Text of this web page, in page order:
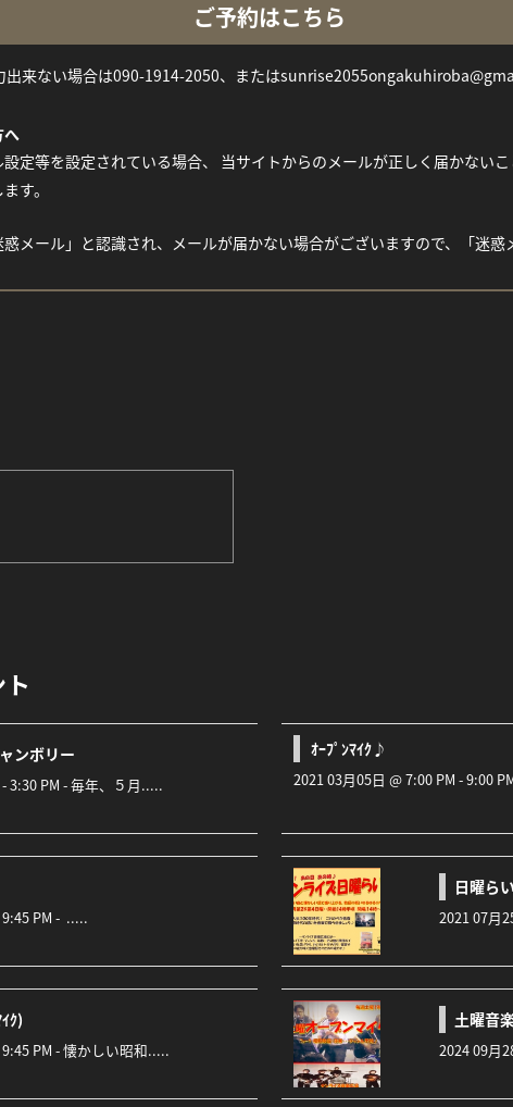
ご予約はこちら
出来ない場合は090-1914-2050、または
へ
定等を設定されている場合、 当サイトからのメールが正しく届かない
す。
メール」と認識され、メールが届かない場合がございますので、「迷惑
ンボリー
3:30 PM - 毎年、５月.....
ｵｰﾌﾟﾝﾏｲｸ♪
2021 03月05日 @ 7:00 PM - 9:00
9:45 PM - .....
日曜ら
2021 07月
ｸ)
PM - 懐かしい昭和.....
土曜音
2024 09月